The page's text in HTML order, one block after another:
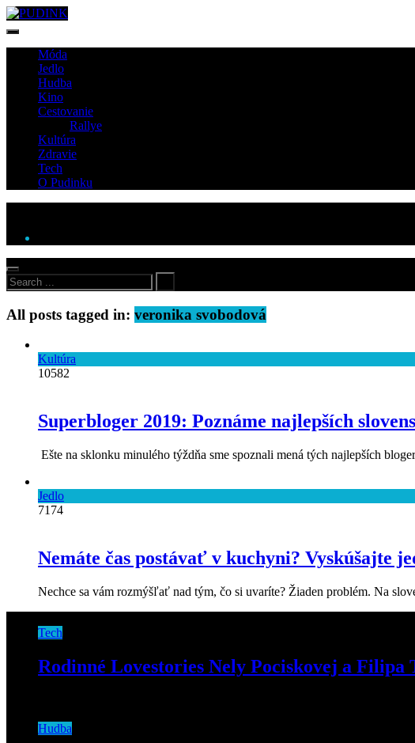
Móda
Jedlo
Hudba
Kino
Cestovanie
Rallye
Kultúra
Zdravie
Tech
O Pudinku
All posts tagged in: veronika svobodová
Kultúra
10582
Superbloger 2019: Poznáme najlepších
Ešte na sklonku minulého týždňa sme spoznali mená tých najlepších
Jedlo
7174
Nemáte čas postávať v kuchyni? Vyskúšajte
Nechce sa vám rozmýšľať nad tým, čo si uvaríte? Žiaden problém. Na
Tech
Rodinné Lovestories Nely Pociskovej a
Hudba